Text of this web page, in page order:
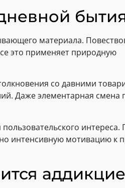
материала.
это применяет природную
со давними
Даже элементарная смена
интенсивную мотивацию к